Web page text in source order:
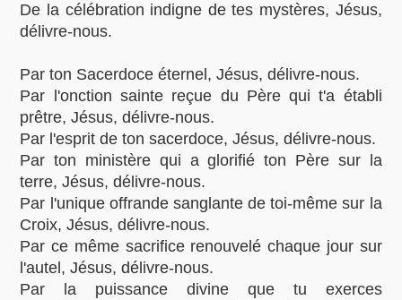
De la célébration indigne de tes mystères, Jésus,
délivre-nous.
Par ton Sacerdoce éternel, Jésus, délivre-nous.
Par l'onction sainte reçue du Père qui t'a établi
prêtre, Jésus, délivre-nous.
Par l'esprit de ton sacerdoce, Jésus, délivre-nous.
Par ton ministère qui a glorifié ton Père sur la
terre, Jésus, délivre-nous.
Par l'unique offrande sanglante de toi-même sur la
Croix, Jésus, délivre-nous.
Par ce même sacrifice renouvelé chaque jour sur
l'autel, Jésus, délivre-nous.
Par la puissance divine que tu exerces